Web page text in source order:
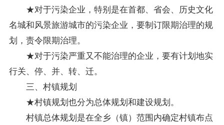
★对于污染企业，特别是在首都、省会、历史文化
名城和风景旅游城市的污染企业，要制订限期治理的规
划，责令限期治理。
★对于污染严重又不能治理的企业，要有计划地实
行关、停、并、转、迁。
三、村镇规划
★村镇规划也分为总体规划和建设规划。
村镇总体规划是在全乡（镇）范围内确定村镇布点